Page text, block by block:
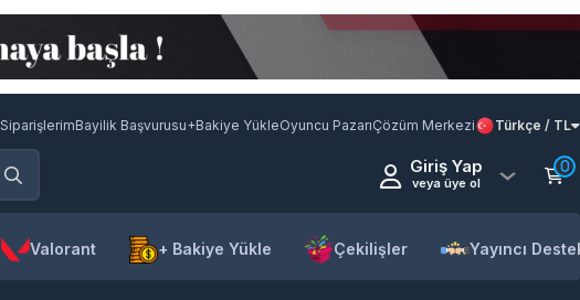
SiparişlerimBayilik Başvurusu+Bakiye YükleOyuncu PazarıÇözüm Merkezi Türkçe / TL
Giriş Yap
veya üye ol
0
Valorant + Bakiye Yükle Çekilişler Yayıncı